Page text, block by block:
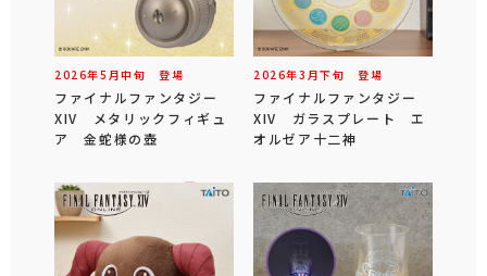
2026年5 月中旬 登場
ファイナルファンタジー
XIV メタリックフィギュ
ア 金蛇様の壺
2026年3 月下旬 登場
ファイナルファンタジー
XIV ガラスプレート エ
オルゼア十二神